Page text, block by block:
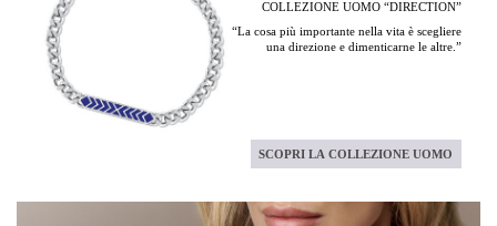
COLLEZIONE UOMO “DIRECTION”
“La cosa più importante nella vita è scegliere
una direzione e dimenticarne le altre.”
SCOPRI LA COLLEZIONE UOMO